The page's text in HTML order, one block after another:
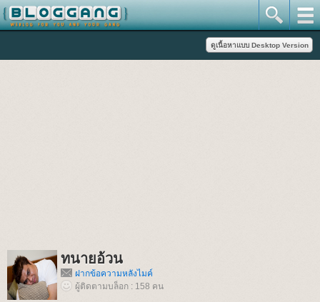
ทนายอ้วน
ฝากข้อความหลังไมค์
ผู้ติดตามบล็อก : 158 คน